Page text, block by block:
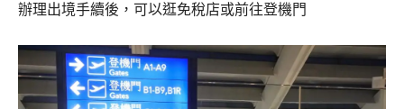
辦理出境手續後，可以逛免稅店或前往登機門